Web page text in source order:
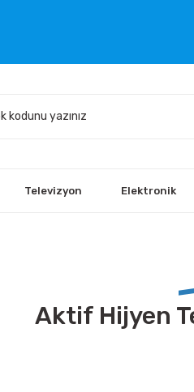
Televizyon Elektronik
Aktif Hijyen